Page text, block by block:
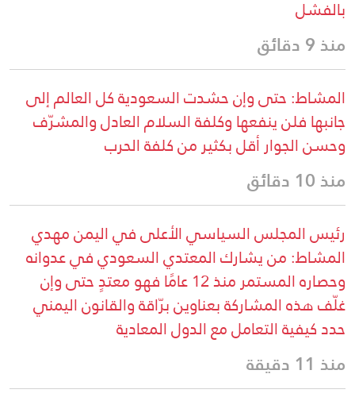
بالفشل
منذ 9 دقائق
المشاط: حتى وإن حشدت السعودية كل العالم إلى
جانبها فلن ينفعها وكلفة السلام العادل والمشرّف
وحسن الجوار أقل بكثير من كلفة الحرب
منذ 10 دقائق
رئيس المجلس السياسي الأعلى في اليمن مهدي
المشاط: من يشارك المعتدي السعودي في عدوانه
وحصاره المستمر منذ 12 عامًا فهو معتدٍ حتى وإن
غلّف هذه المشاركة بعناوين برّاقة والقانون اليمني
حدد كيفية التعامل مع الدول المعادية
منذ 11 دقيقة